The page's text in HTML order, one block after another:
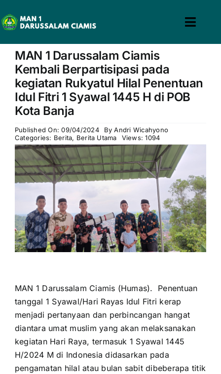
to
content
Home
Profil
Guru & Tenaga Kependidikan
Calon Siswa
Berita
Hubungi Kami
Search
for:
MAN 1 Darussalam Ciamis
Kembali Berpartisipasi pada
kegiatan Rukyatul Hilal Penentuan
Idul Fitri 1 Syawal 1445 H di POB
Kota Banja
Published On: 09/04/2024 ByAndri Wicahyono
Categories: Berita, Berita Utama Views: 1094
MAN 1 Darussalam Ciamis (Humas). Penentuan
tanggal 1 Syawal/Hari Rayas Idul Fitri kerap
menjadi pertanyaan dan perbincangan hangat
diantara umat muslim yang akan melaksanakan
kegiatan Hari Raya, termasuk 1 Syawal 1445
H/2024 M di Indonesia didasarkan pada
pengamatan hilal atau bulan sabit dibeberapa titik